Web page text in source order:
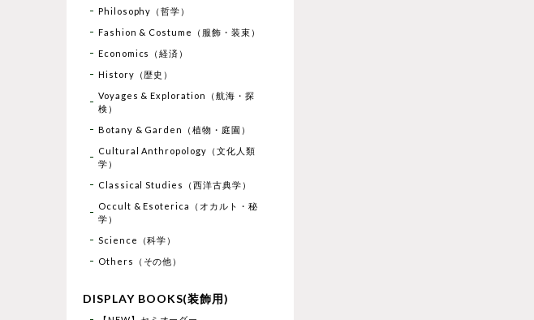
Philosophy（哲学）
Fashion & Costume（服飾・装束）
Economics（経済）
History（歴史）
Voyages & Exploration（航海・探
検）
Botany & Garden（植物・庭園）
Cultural Anthropology（文化人類
学）
Classical Studies（西洋古典学）
Occult & Esoterica（オカルト・秘
学）
Science（科学）
Others（その他）
DISPLAY BOOKS(装飾用)